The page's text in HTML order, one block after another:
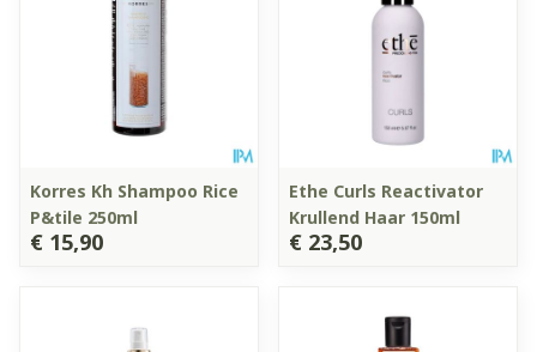
Korres Kh Shampoo Rice
P&tile 250ml
€ 15,90
Ethe Curls Reactivator
Krullend Haar 150ml
€ 23,50